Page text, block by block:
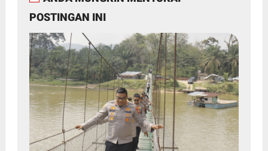
POSTINGAN INI